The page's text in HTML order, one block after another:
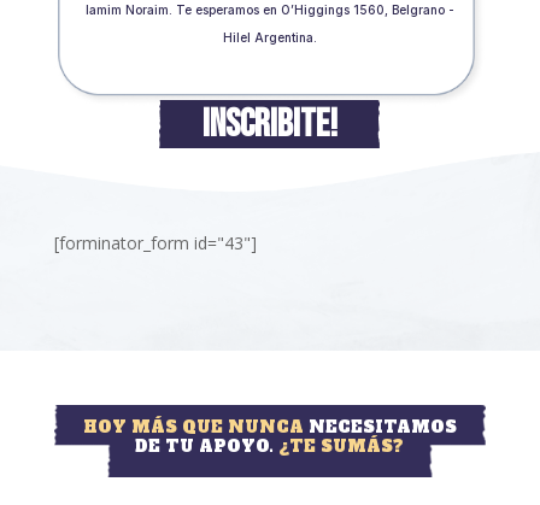
Iamim Noraim. Te esperamos en O’Higgings 1560, Belgrano -
Hilel Argentina.
INSCRIBITE!
[forminator_form id="43"]
HOY MÁS QUE NUNCA NECESITAMOS
DE TU APOYO. ¿TE SUMÁS?